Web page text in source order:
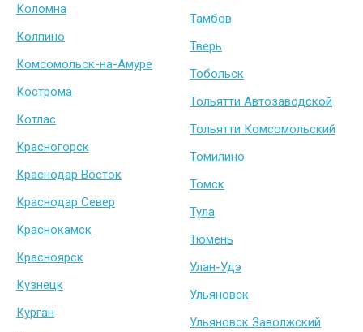
Коломна
Колпино
Комсомольск-на-Амуре
Кострома
Котлас
Красногорск
Краснодар Восток
Краснодар Север
Краснокамск
Красноярск
Кузнецк
Курган
Тамбов
Тверь
Тобольск
Тольятти Автозаводской
Тольятти Комсомольский
Томилино
Томск
Тула
Тюмень
Улан-Удэ
Ульяновск
Ульяновск Заволжский